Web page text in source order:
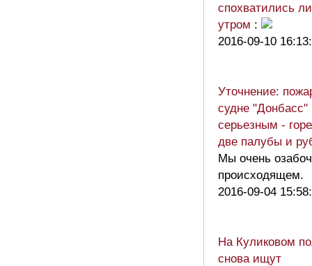
спохватились
утром :
2016-09-10
Уточнение:
судне
серьезным -
две палубы и
Мы очень
происходящем.
2016-09-04
На Куликовом
снова ищут